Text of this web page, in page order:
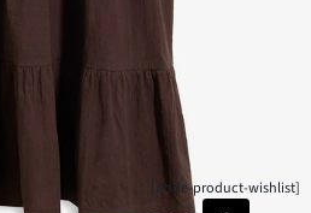
[node-product-wishlist]